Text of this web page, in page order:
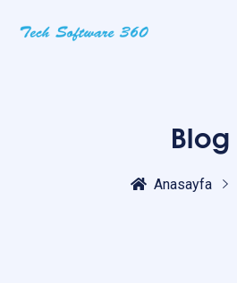
Blog
Anasayfa